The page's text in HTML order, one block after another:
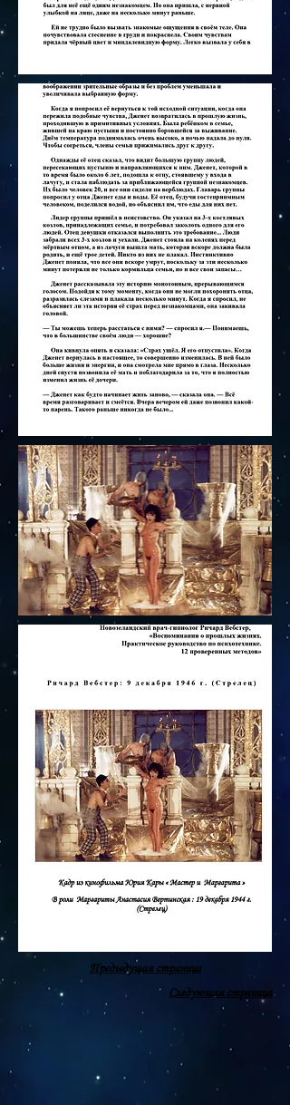
Предыдущая страница
Следующая страница